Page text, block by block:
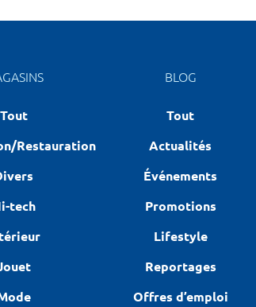
Tout
Restauration
tech
BLOG
Tout
Actualités
Événements
Promotions
Lifestyle
Reportages
Offres d’emploi